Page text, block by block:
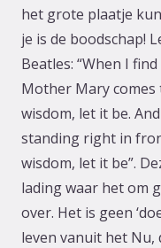
het grote plaatje
je is de boodschap!
Beatles: “When I
Mother Mary comes
wisdom, let it be.
standing right in
wisdom, let it be”.
lading waar het om
over. Het is geen
leven vanuit het Nu,